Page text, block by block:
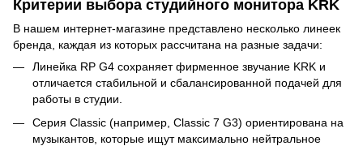
Критерии выбора студийного монитора KRK
В нашем интернет-магазине представлено несколько линеек
бренда, каждая из которых рассчитана на разные задачи:
Линейка RP G4 сохраняет фирменное звучание KRK и
отличается стабильной и сбалансированной подачей для
работы в студии.
Серия Classic (например, Classic 7 G3) ориентирована на
музыкантов, которые ищут максимально нейтральное